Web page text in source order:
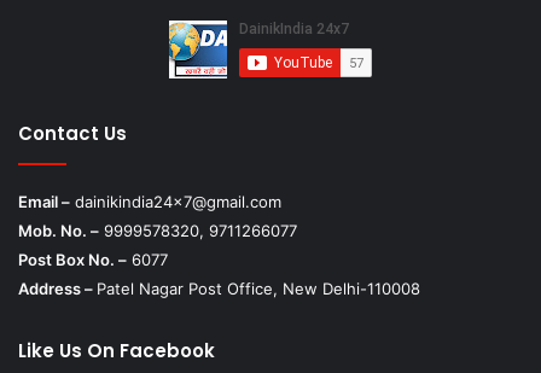
Contact Us
Email – dainikindia24x7@gmail.com
Mob. No. – 9999578320, 9711266077
Post Box No. – 6077
Address – Patel Nagar Post Office, New Delhi-110008
Like Us On Facebook